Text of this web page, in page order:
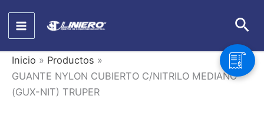
contenido
Inicio
Productos
GUANTE NYLON CUBIERTO C/NITRILO MEDIANO
(GUX-NIT) TRUPER